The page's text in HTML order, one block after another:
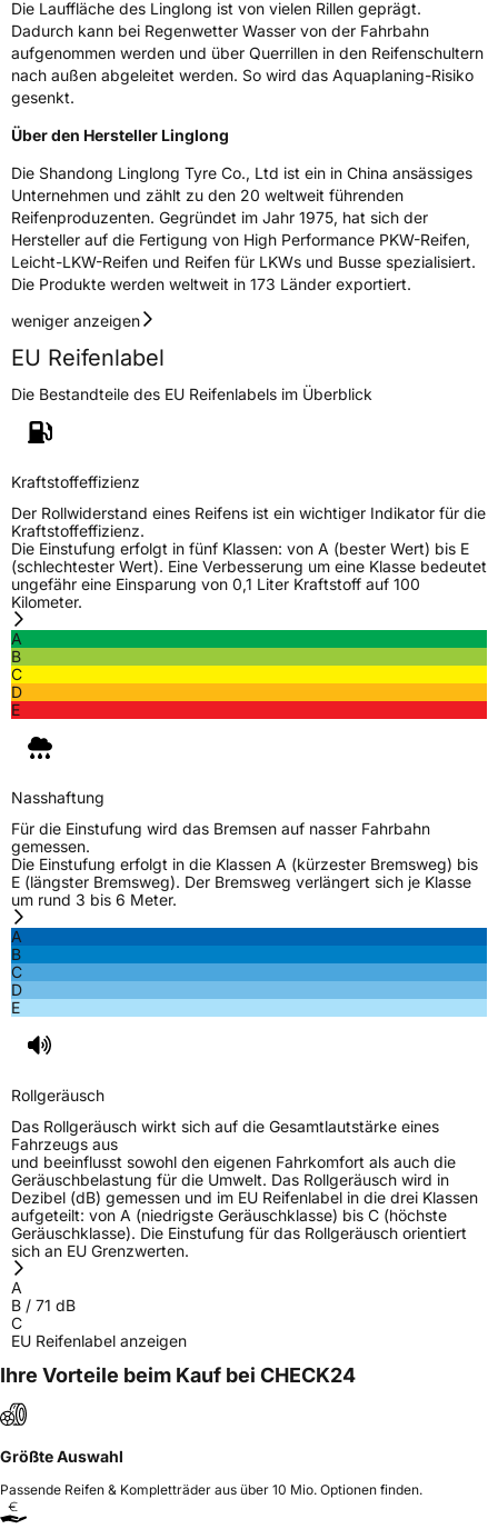
Nasshaftung D
Rollgeräusch (Klasse) B
Rollgeräusch (dB)71
FahrzeugklasseC2
3PMSF / Schneeflockensymbol / Alpine-Symbol Nein
EisgripNein
EPREL ID
428201
Allgemeine Produktsicherheit (GPSR)
HerstellerkontaktLinglong Germany GmbH, Bahnhofstraße 8
Die Lauffläche des Linglong ist von vielen Rillen geprägt.
Dadurch kann bei Regenwetter Wasser von der Fahrbahn
aufgenommen werden und über Querrillen in den Reifenschultern
nach außen abgeleitet werden. So wird das Aquaplaning-Risiko
gesenkt.
Über den Hersteller Linglong
Die Shandong Linglong Tyre Co., Ltd ist ein in China ansässiges
Unternehmen und zählt zu den 20 weltweit führenden
Reifenproduzenten. Gegründet im Jahr 1975, hat sich der
Hersteller auf die Fertigung von High Performance PKW-Reifen,
Leicht-LKW-Reifen und Reifen für LKWs und Busse spezialisiert.
Die Produkte werden weltweit in 173 Länder exportiert.
weniger anzeigen
EU Reifenlabel
Die Bestandteile des EU Reifenlabels im Überblick
Kraftstoffeffizienz
Der Rollwiderstand eines Reifens ist ein wichtiger Indikator für die
Kraftstoffeffizienz.
Die Einstufung erfolgt in fünf Klassen: von A (bester Wert) bis E
(schlechtester Wert). Eine Verbesserung um eine Klasse bedeutet
ungefähr eine Einsparung von 0,1 Liter Kraftstoff auf 100
Kilometer.
A
B
C
D
E
Nasshaftung
Für die Einstufung wird das Bremsen auf nasser Fahrbahn
gemessen.
Die Einstufung erfolgt in die Klassen A (kürzester Bremsweg) bis
E (längster Bremsweg). Der Bremsweg verlängert sich je Klasse
um rund 3 bis 6 Meter.
A
B
C
D
E
Rollgeräusch
Das Rollgeräusch wirkt sich auf die Gesamtlautstärke eines
Fahrzeugs aus
und beeinflusst sowohl den eigenen Fahrkomfort als auch die
Geräuschbelastung für die Umwelt. Das Rollgeräusch wird in
Dezibel (dB) gemessen und im EU Reifenlabel in die drei Klassen
aufgeteilt: von A (niedrigste Geräuschklasse) bis C (höchste
Geräuschklasse). Die Einstufung für das Rollgeräusch orientiert
sich an EU Grenzwerten.
A
B / 71 dB
C
EU Reifenlabel anzeigen
Ihre Vorteile beim Kauf bei CHECK24
Größte Auswahl
Passende Reifen & Kompletträder aus über 10 Mio. Optionen finden.